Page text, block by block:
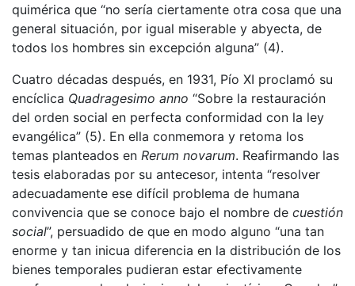
quimérica que “no sería ciertamente otra cosa que una
general situación, por igual miserable y abyecta, de
todos los hombres sin excepción alguna” (4).
Cuatro décadas después, en 1931, Pío XI proclamó su
encíclica Quadragesimo anno “Sobre la restauración
del orden social en perfecta conformidad con la ley
evangélica” (5). En ella conmemora y retoma los
temas planteados en Rerum novarum. Reafirmando las
tesis elaboradas por su antecesor, intenta “resolver
adecuadamente ese difícil problema de humana
convivencia que se conoce bajo el nombre de cuestión
social”, persuadido de que en modo alguno “una tan
enorme y tan inicua diferencia en la distribución de los
bienes temporales pudieran estar efectivamente